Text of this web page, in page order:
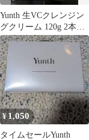
Yunth 生VCクレンジン
グクリーム 120g 2本セ
ット
¥1,050
タイムセールYunth